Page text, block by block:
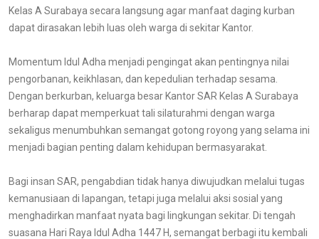
Kelas A Surabaya secara langsung agar manfaat daging kurban
dapat dirasakan lebih luas oleh warga di sekitar Kantor.
Momentum Idul Adha menjadi pengingat akan pentingnya nilai
pengorbanan, keikhlasan, dan kepedulian terhadap sesama.
Dengan berkurban, keluarga besar Kantor SAR Kelas A Surabaya
berharap dapat memperkuat tali silaturahmi dengan warga
sekaligus menumbuhkan semangat gotong royong yang selama ini
menjadi bagian penting dalam kehidupan bermasyarakat.
Bagi insan SAR, pengabdian tidak hanya diwujudkan melalui tugas
kemanusiaan di lapangan, tetapi juga melalui aksi sosial yang
menghadirkan manfaat nyata bagi lingkungan sekitar. Di tengah
suasana Hari Raya Idul Adha 1447 H, semangat berbagi itu kembali